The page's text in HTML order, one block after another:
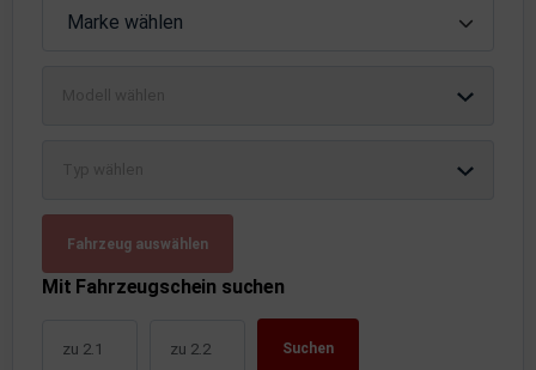
Marke wählen
Fahrzeug auswählen
Mit Fahrzeugschein suchen
Suchen
Dämpfung